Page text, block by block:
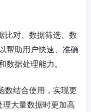
比对、数据筛选、数
帮助用户快速、准确
数据处理能力。
数结合使用，实现更
大量数据时更加高